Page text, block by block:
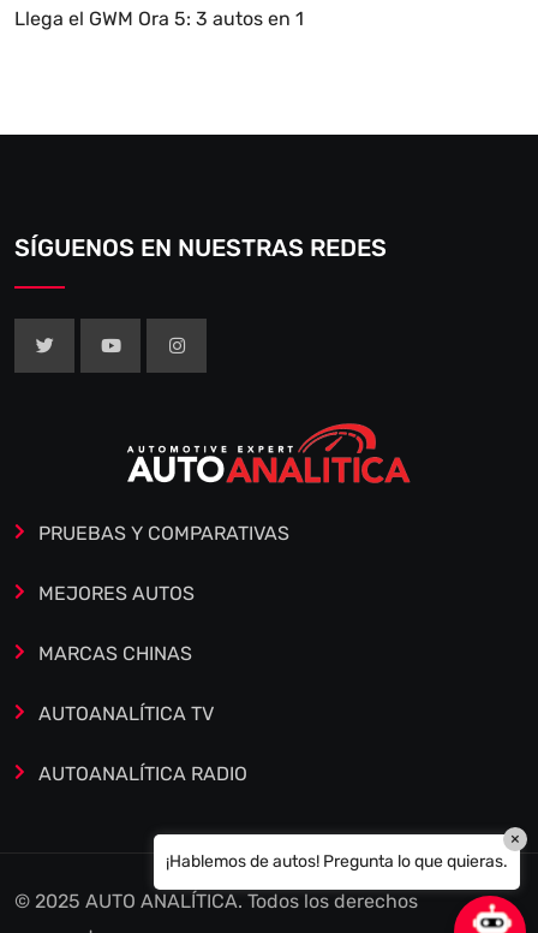
Llega el GWM Ora 5: 3 autos en 1
SÍGUENOS EN NUESTRAS REDES
PRUEBAS Y COMPARATIVAS
MEJORES AUTOS
MARCAS CHINAS
AUTOANALÍTICA TV
AUTOANALÍTICA RADIO
© 2025 AUTO ANALÍTICA. Todos los derechos
¡Hablemos de autos! Pregunta lo que quieras.
×